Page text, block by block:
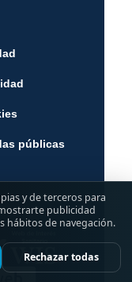
y de terceros para
publicidad
hábitos de navegación.
Rechazar todas
públicas